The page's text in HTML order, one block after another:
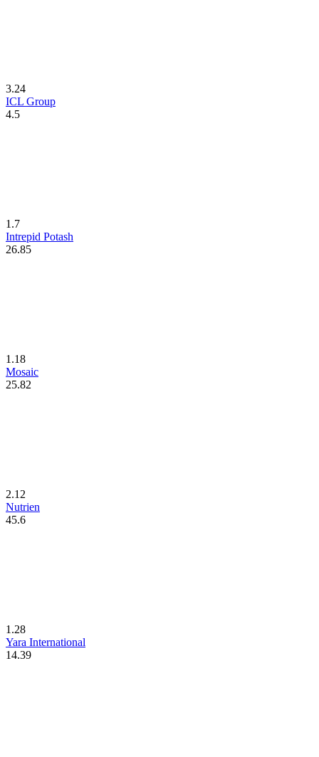
3.24
ICL Group
4.5
1.7
Intrepid Potash
26.85
1.18
Mosaic
25.82
2.12
Nutrien
45.6
1.28
Yara International
14.39